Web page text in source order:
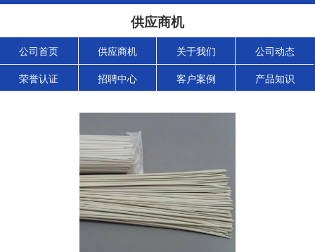
供应商机
公司首页 供应商机 关于我们 公司动态
荣誉认证 招聘中心 客户案例 产品知识